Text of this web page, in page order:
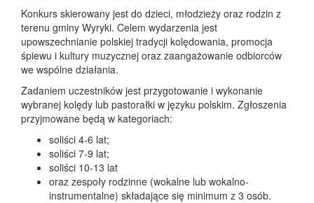
Konkurs skierowany jest do dzieci, młodzieży oraz rodzin z
terenu gminy Wyryki. Celem wydarzenia jest
upowszechnianie polskiej tradycji kolędowania, promocja
śpiewu i kultury muzycznej oraz zaangażowanie odbiorców
we wspólne działania.
Zadaniem uczestników jest przygotowanie i wykonanie
wybranej kolędy lub pastorałki w języku polskim. Zgłoszenia
przyjmowane będą w kategoriach:
soliści 4-6 lat;
soliści 7-9 lat;
soliści 10-13 lat
oraz zespoły rodzinne (wokalne lub wokalno-
instrumentalne) składające się minimum z 3 osób.